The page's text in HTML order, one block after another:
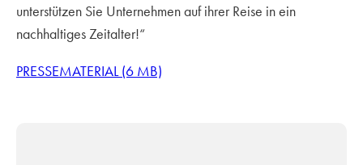
unterstützen Sie Unternehmen auf ihrer Reise in ein
nachhaltiges Zeitalter!“
PRESSEMATERIAL (6 MB)